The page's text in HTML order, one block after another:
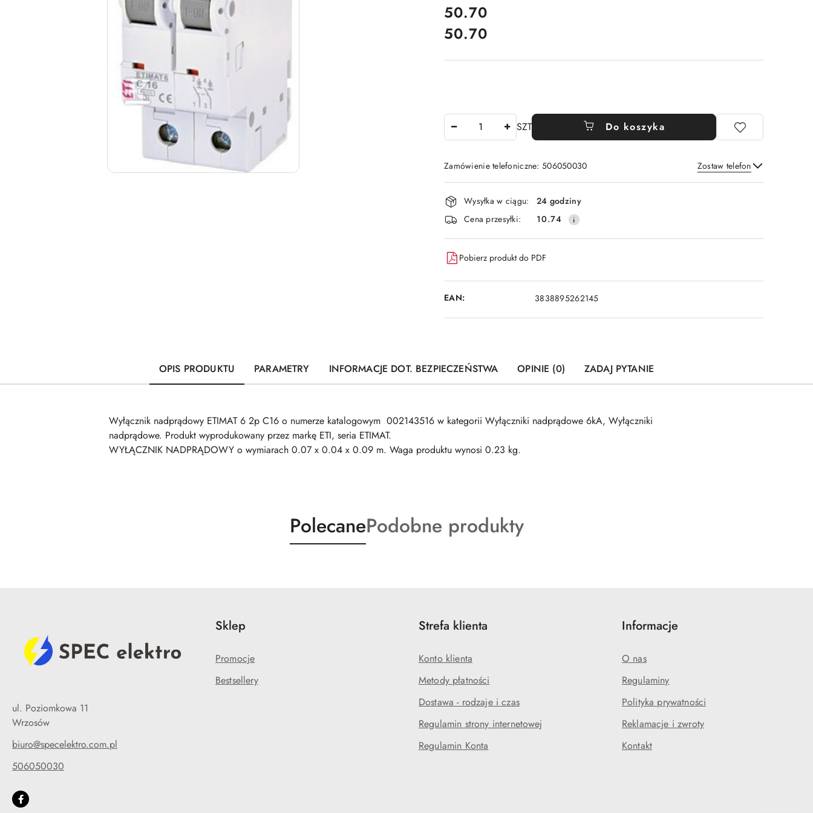
cena:
50.70
Cena:
50.70
SZT Do koszyka
Zamówienie telefoniczne: 506050030 Zostaw telefon
Wyślij
Dostępność
i
dostawa
Wysyłka w ciągu:
24 godziny
Cena przesyłki:
10.74
Pobierz produkt do PDF
EAN: 3838895262145
OPIS PRODUKTU PARAMETRY INFORMACJE DOT. BEZPIECZEŃSTWA OPINIE (0) ZADAJ PYTANIE
Wyłącznik nadprądowy ETIMAT 6 2p C16 o numerze katalogowym 002143516 w kategorii Wyłączniki nadprądowe 6kA, Wyłączniki
nadprądowe. Produkt wyprodukowany przez markę ETI, seria ETIMAT.
WYŁĄCZNIK NADPRĄDOWY o wymiarach 0.07 x 0.04 x 0.09 m. Waga produktu wynosi 0.23 kg.
Produkty
o
PolecaneProdukty
o
Podobne produkty
ul. Poziomkowa 11
Wrzosów
biuro@specelektro.com.pl
506050030
Sklep
Promocje
Bestsellery
Strefa klienta
Konto klienta
Metody płatności
Dostawa - rodzaje i czas
Regulamin strony internetowej
Regulamin Konta
Informacje
O nas
Regulaminy
Polityka prywatności
Reklamacje i zwroty
Kontakt